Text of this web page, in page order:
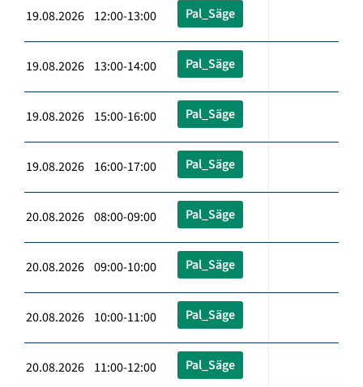
19.08.2026 12:00-13:00 Pal_Säge
19.08.2026 13:00-14:00 Pal_Säge
19.08.2026 15:00-16:00 Pal_Säge
19.08.2026 16:00-17:00 Pal_Säge
20.08.2026 08:00-09:00 Pal_Säge
20.08.2026 09:00-10:00 Pal_Säge
20.08.2026 10:00-11:00 Pal_Säge
20.08.2026 11:00-12:00 Pal_Säge